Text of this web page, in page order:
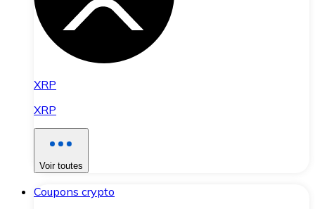
XRP
XRP
Voir toutes
Coupons crypto